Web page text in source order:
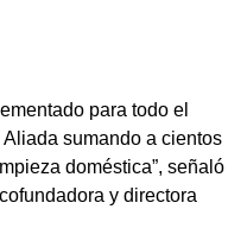
para todo el
sumando a cientos
doméstica”, señaló
y directora